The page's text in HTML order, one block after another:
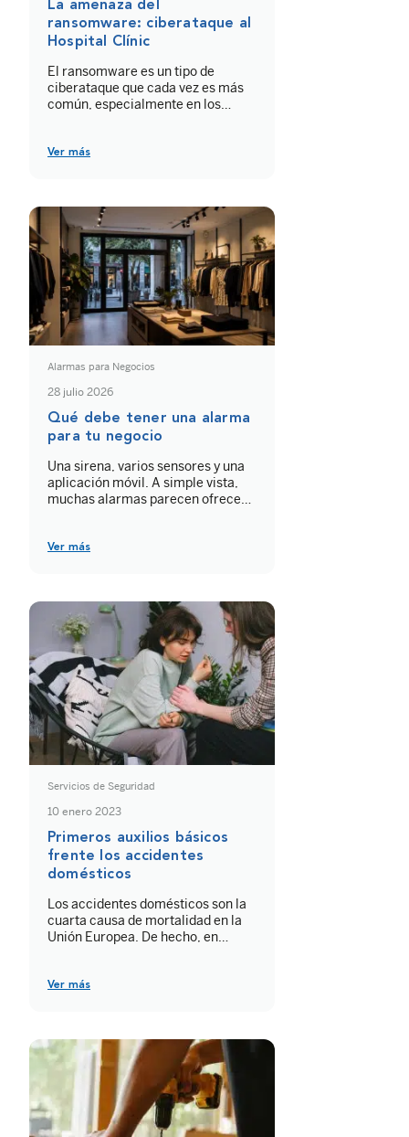
La amenaza del
ransomware: ciberataque al
Hospital Clínic
El ransomware es un tipo de
ciberataque que cada vez es más
común, especialmente en los
registrado amenazas contra otros
por ejemplo, el reciente
ciberataque al Hospital Clínic de
Barcelona.
Ver más
Alarmas para Negocios
28 julio 2026
Qué debe tener una alarma
para tu negocio
Una sirena, varios sensores y una
aplicación móvil. A simple vista,
muchas alarmas parecen ofrecer
exige mirar más allá del equipo:
después. Y no todos los negocios
están expuestos de la misma
manera. […]
Ver más
Servicios de Seguridad
10 enero 2023
Primeros auxilios básicos
frente los accidentes
domésticos
Los accidentes domésticos son la
cuarta causa de mortalidad en la
Unión Europea. De hecho, en
menores de 14 años y las personas
explicamos qué pasos debes
seguir en una situación de […]
Ver más